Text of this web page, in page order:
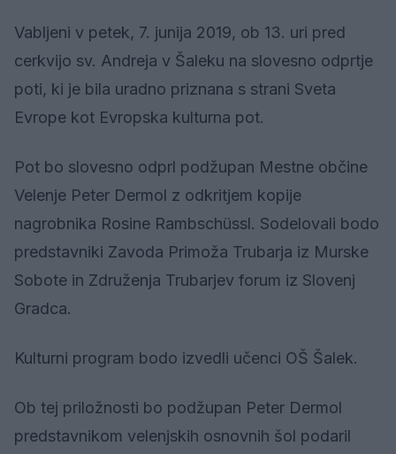
Vabljeni v petek, 7. junija 2019, ob 13. uri pred
cerkvijo sv. Andreja v Šaleku na slovesno odprtje
poti, ki je bila uradno priznana s strani Sveta
Evrope kot Evropska kulturna pot.
Pot bo slovesno odprl podžupan Mestne občine
Velenje Peter Dermol z odkritjem kopije
nagrobnika Rosine Rambschüssl. Sodelovali bodo
predstavniki Zavoda Primoža Trubarja iz Murske
Sobote in Združenja Trubarjev forum iz Slovenj
Gradca.
Kulturni program bodo izvedli učenci OŠ Šalek.
Ob tej priložnosti bo podžupan Peter Dermol
predstavnikom velenjskih osnovnih šol podaril